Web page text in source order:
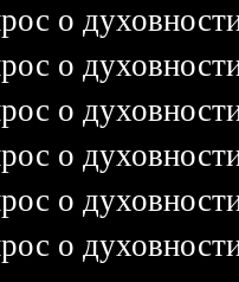
о
о
о
о
о
о